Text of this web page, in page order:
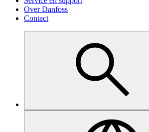
Over Danfoss
Contact